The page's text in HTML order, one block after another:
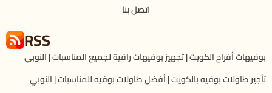
اتصل بنا
RSS
بوفيهات أفراح الكويت | تجهيز بوفيهات راقية لجميع المناسبات | النوبي
تأجير طاولات بوفيه بالكويت | أفضل طاولات بوفيه للمناسبات | النوبي